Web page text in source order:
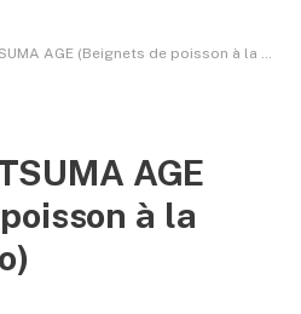
AGE (Beignets de poisson à la mode de Sado)
AGE
à la